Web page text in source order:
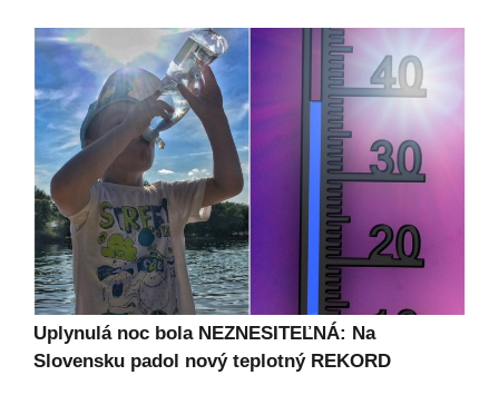
Uplynulá noc bola NEZNESITEĽNÁ: Na
Slovensku padol nový teplotný REKORD